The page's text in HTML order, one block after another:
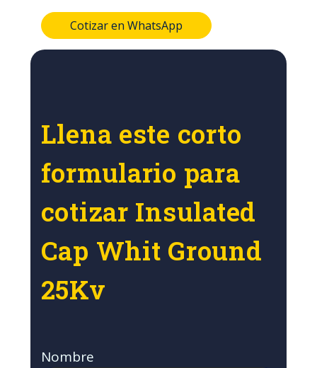
Cotizar en WhatsApp
Llena este corto
formulario para
cotizar Insulated
Cap Whit Ground
25Kv
Nombre